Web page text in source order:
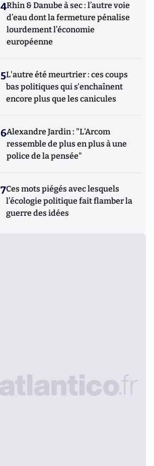
4Rhin & Danube à sec : l’autre voie
d’eau dont la fermeture pénalise
lourdement l’économie
européenne
5L'autre été meurtrier : ces coups
bas politiques qui s'enchaînent
encore plus que les canicules
6Alexandre Jardin : "L'Arcom
ressemble de plus en plus à une
police de la pensée"
7Ces mots piégés avec lesquels
l’écologie politique fait flamber la
guerre des idées